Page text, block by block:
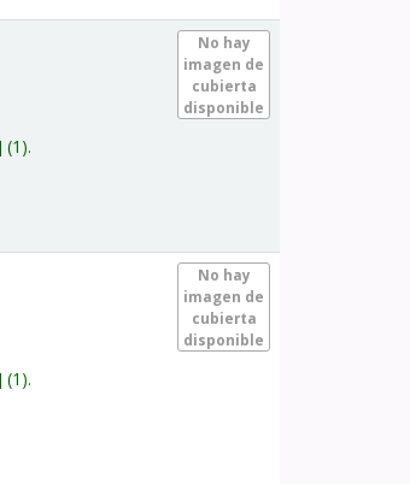
No hay
imagen de
cubierta
disponible
(1).
No hay
imagen de
cubierta
disponible
(1).